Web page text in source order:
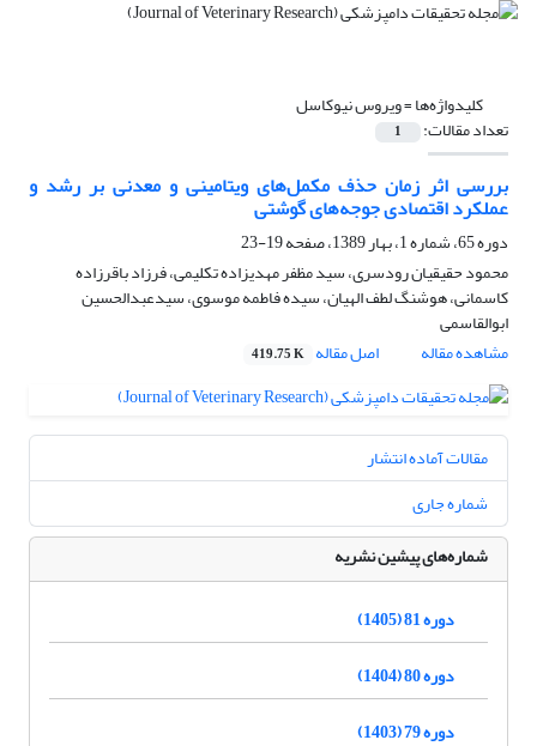
کلیدواژه‌ها =ویروس نیوکاسل
تعداد مقالات: 1
بررسی اثر زمان حذف مکمل‌های ویتامینی و معدنی بر رشد و
عملکرد اقتصادی جوجه‌های گوشتی
دوره 65، شماره 1، بهار 1389، صفحه
19-23
محمود حقیقیان رودسری، سید مظفر مهدیزاده تکلیمی، فرزاد باقرزاده
کاسمانی، هوشنگ لطف الهیان، سیده فاطمه موسوی، سیدعبدالحسین
ابوالقاسمی
مشاهده مقاله
اصل مقاله 419.75 K
مقالات آماده انتشار
شماره جاری
شماره‌های پیشین نشریه
دوره 81 (1405)
دوره 80 (1404)
دوره 79 (1403)